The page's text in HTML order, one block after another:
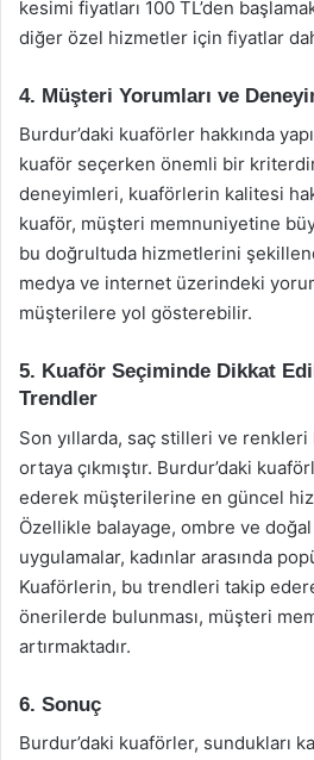
kesimi fiyatları 100 TL’den
diğer özel hizmetler için fiyatlar
4. Müşteri Yorumları ve
Burdur’daki kuaförler hakkında
kuaför seçerken önemli bir
deneyimleri, kuaförlerin kalitesi
kuaför, müşteri memnuniyetine
bu doğrultuda hizmetlerini
medya ve internet üzerindeki
müşterilere yol gösterebilir.
5. Kuaför Seçiminde Dikkat
Trendler
Son yıllarda, saç stilleri ve
ortaya çıkmıştır. Burdur’daki
ederek müşterilerine en güncel
Özellikle balayage, ombre ve
uygulamalar, kadınlar arasında
Kuaförlerin, bu trendleri takip
önerilerde bulunması, müşteri
artırmaktadır.
6. Sonuç
Burdur’daki kuaförler, sundukları